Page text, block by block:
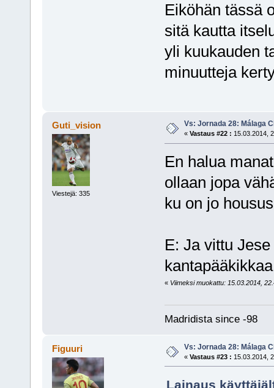
Eiköhän tässä
sitä kautta
yli kuukauden
minuutteja
Guti_vision
Viestejä: 335
Vs: Jornada 28: Málaga
« Vastaus #22 : 15.03.2014,
En halua
ollaan jopa
ku on jo
E: Ja vittu
« Viimeksi muokattu: 15.03.2014,
Madridista since -98
Figuuri Vs: Jornada 28: Málaga
« Vastaus #23 : 15.03.2014,
Lainaus